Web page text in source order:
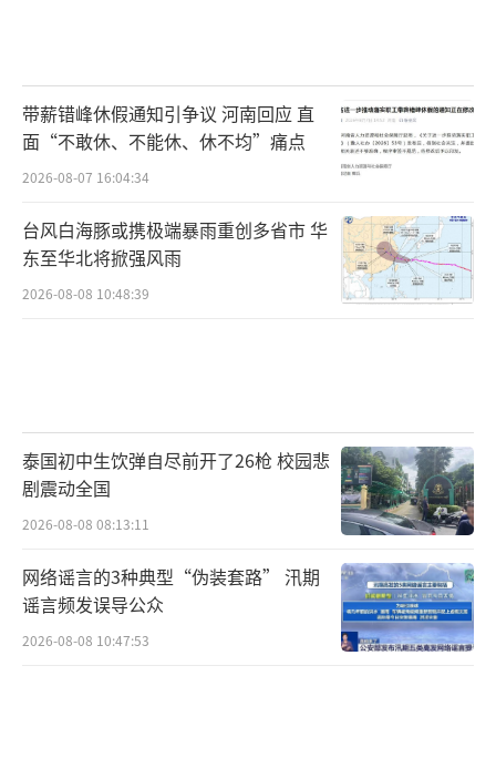
的歌手们——这无疑给人启示，实力是最好的营
销。一期节目，几位歌手，以直播真唱掀起乐
坛风雨，合力戳破了一些虚假的营销泡沫，让
那些长久以来依靠科技、沉迷修音的歌手们无
所遁形，也为实力歌手打开了大门。
事实上，我们有很大的市场，很好的听
神曲充斥，有质量的新经典曲目却鲜少出现
了。（责任编辑：张蕾）
带薪错峰休假通知引争议 河南回应 直
面“不敢休、不能休、休不均”痛点
2026-08-07 16:04:34
台风白海豚或携极端暴雨重创多省市 华
东至华北将掀强风雨
2026-08-08 10:48:39
泰国初中生饮弹自尽前开了26枪 校园悲
剧震动全国
2026-08-08 08:13:11
网络谣言的3种典型“伪装套路” 汛期
谣言频发误导公众
2026-08-08 10:47:53